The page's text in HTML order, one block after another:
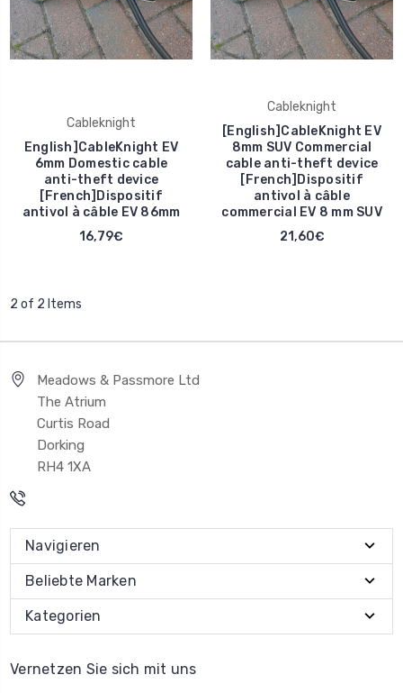
Cableknight
English]CableKnight EV
6mm Domestic cable
anti-theft device
[French]Dispositif
antivol à câble EV 86mm
16,79€
Cableknight
[English]CableKnight EV
8mm SUV Commercial
cable anti-theft device
[French]Dispositif
antivol à câble
commercial EV 8 mm SUV
21,60€
2 of 2 Items
Meadows & Passmore Ltd
The Atrium
Curtis Road
Dorking
RH4 1XA
Navigieren
Beliebte Marken
Kategorien
Vernetzen Sie sich mit uns